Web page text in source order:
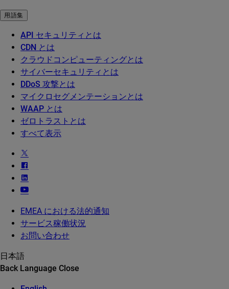
用語集
API セキュリティとは
CDN とは
クラウドコンピューティングとは
サイバーセキュリティとは
DDoS 攻撃とは
マイクロセグメンテーションとは
WAAP とは
ゼロトラストとは
すべて表示
EMEA における法的通知
サービス稼働状況
お問い合わせ
日本語
Back Language Close